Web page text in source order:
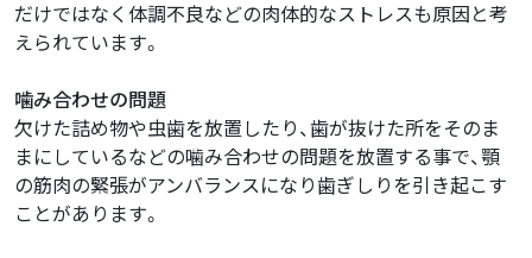
だけではなく体調不良などの肉体的なストレスも原因と考
えられています。
噛み合わせの問題
欠けた詰め物や虫歯を放置したり、歯が抜けた所をそのま
まにしているなどの噛み合わせの問題を放置する事で、顎
の筋肉の緊張がアンバランスになり歯ぎしりを引き起こす
ことがあります。